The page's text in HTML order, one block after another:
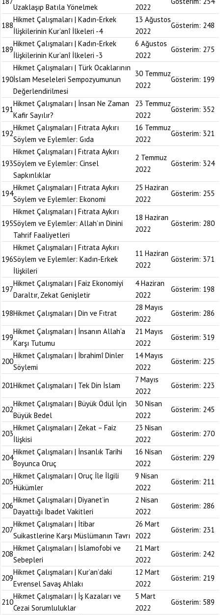
Uzaklaşıp Batıla Yönelmek 2022
188
Hikmet Çalışmaları | Kadın-Erkek
İlişkilerinin Kur’anî İlkeleri -4
13 Ağustos
2022
Gösterim: 248
189
Hikmet Çalışmaları | Kadın-Erkek
İlişkilerinin Kur’anî İlkeleri -3
6 Ağustos
2022
Gösterim: 275
190
Hikmet Çalışmaları | Türk Ocaklarının
İslam Meseleleri Sempozyumunun
Değerlendirilmesi
30 Temmuz
2022
Gösterim: 199
191
Hikmet Çalışmaları | İnsan Ne Zaman
Kafir Sayılır?
23 Temmuz
2022
Gösterim: 352
192
Hikmet Çalışmaları | Fıtrata Aykırı
Söylem ve Eylemler: Gıda
16 Temmuz
2022
Gösterim: 321
193
Hikmet Çalışmaları | Fıtrata Aykırı
Söylem ve Eylemler: Cinsel
Sapkınlıklar
2 Temmuz
2022
Gösterim: 324
194
Hikmet Çalışmaları | Fıtrata Aykırı
Söylem ve Eylemler: Ekonomi
25 Haziran
2022
Gösterim: 255
195
Hikmet Çalışmaları | Fıtrata Aykırı
Söylem ve Eylemler: Allah’ın Dinini
Tahrif Faaliyetleri
18 Haziran
2022
Gösterim: 280
196
Hikmet Çalışmaları | Fıtrata Aykırı
Söylem ve Eylemler: Kadın-Erkek
İlişkileri
11 Haziran
2022
Gösterim: 371
197
Hikmet Çalışmaları | Faiz Ekonomiyi
Daraltır, Zekat Genişletir
4 Haziran
2022
Gösterim: 198
198Hikmet Çalışmaları | Din ve Fıtrat
28 Mayıs
2022
Gösterim: 286
199
Hikmet Çalışmaları | İnsanın Allah’a
Karşı Tutumu
21 Mayıs
2022
Gösterim: 319
200
Hikmet Çalışmaları | İbrahimî Dinler
Söylemi
14 Mayıs
2022
Gösterim: 225
201Hikmet Çalışmaları | Tek Din İslam
7 Mayıs
2022
Gösterim: 223
202
Hikmet Çalışmaları | Büyük Ödül İçin
Büyük Bedel
30 Nisan
2022
Gösterim: 245
203
Hikmet Çalışmaları | Zekat – Faiz
İlişkisi
23 Nisan
2022
Gösterim: 270
204
Hikmet Çalışmaları | İnsanlık Tarihi
Boyunca Oruç
16 Nisan
2022
Gösterim: 229
205
Hikmet Çalışmaları | Oruç İle İlgili
Hükümler
9 Nisan
2022
Gösterim: 211
206
Hikmet Çalışmaları | Diyanet’in
Dayattığı İbadet Vakitleri
2 Nisan
2022
Gösterim: 286
207
Hikmet Çalışmaları | İtibar
Suikastlerine Karşı Müslümanın Tavrı
26 Mart
2022
Gösterim: 231
208
Hikmet Çalışmaları | İslamofobi ve
Sebepleri
21 Mart
2022
Gösterim: 242
209
Hikmet Çalışmaları | Kur’an’daki
Evrensel Savaş Ahlakı
12 Mart
2022
Gösterim: 219
210
Hikmet Çalışmaları | İş Kazaları ve
Cezai Sorumluluklar
5 Mart
2022
Gösterim: 589